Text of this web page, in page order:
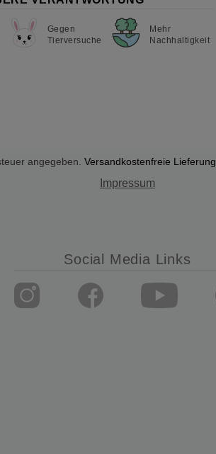
Gegen
Tierversuche
Mehr
Nachhaltigkeit
angegeben. Versandkostenfreie Lieferung
Impressum
Social Media Links